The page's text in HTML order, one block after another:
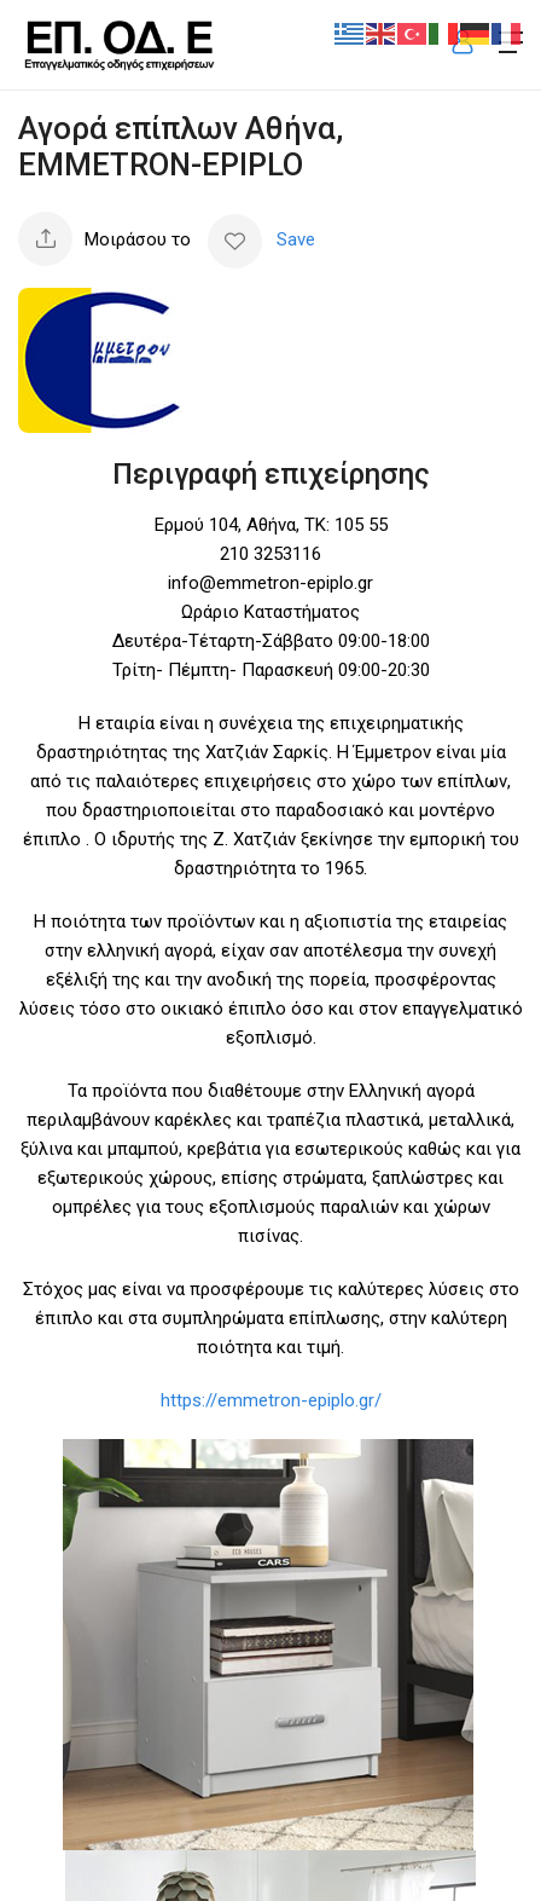
Αγορά επίπλων Αθήνα,
EMMETRON-EPIPLO
Μοιράσου το Save
Περιγραφή επιχείρησης
Ερμού 104, Αθήνα, ΤΚ: 105 55
210 3253116
info@emmetron-epiplo.gr
Ωράριο Καταστήματος
Δευτέρα-Τέταρτη-Σάββατο 09:00-18:00
Τρίτη- Πέμπτη- Παρασκευή 09:00-20:30
Η εταιρία είναι η συνέχεια της επιχειρηματικής
δραστηριότητας της Χατζιάν Σαρκίς. Η Έμμετρον είναι μία
από τις παλαιότερες επιχειρήσεις στο χώρο των επίπλων,
που δραστηριοποιείται στο παραδοσιακό και μοντέρνο
έπιπλο . Ο ιδρυτής της Ζ. Χατζιάν ξεκίνησε την εμπορική του
δραστηριότητα το 1965.
Η ποιότητα των προϊόντων και η αξιοπιστία της εταιρείας
στην ελληνική αγορά, είχαν σαν αποτέλεσμα την συνεχή
εξέλιξή της και την ανοδική της πορεία, προσφέροντας
λύσεις τόσο στο οικιακό έπιπλο όσο και στον επαγγελματικό
εξοπλισμό.
Τα προϊόντα που διαθέτουμε στην Ελληνική αγορά
περιλαμβάνουν καρέκλες και τραπέζια πλαστικά, μεταλλικά,
ξύλινα και μπαμπού, κρεβάτια για εσωτερικούς καθώς και για
εξωτερικούς χώρους, επίσης στρώματα, ξαπλώστρες και
ομπρέλες για τους εξοπλισμούς παραλιών και χώρων
πισίνας.
Στόχος μας είναι να προσφέρουμε τις καλύτερες λύσεις στο
έπιπλο και στα συμπληρώματα επίπλωσης, στην καλύτερη
ποιότητα και τιμή.
https://emmetron-epiplo.gr/